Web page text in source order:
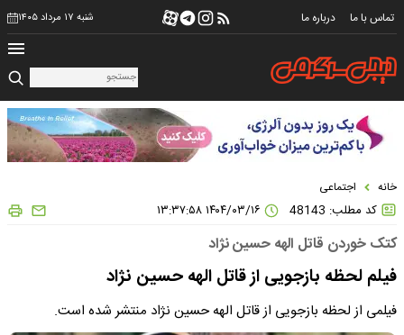
تماس با ما درباره ما شنبه ۱۷ مرداد ۱۴۰۵
خانه اجتماعی
کد مطلب: 48143
کتک خوردن قاتل الهه حسین نژاد
فیلم لحظه بازجویی از قاتل الهه حسین نژاد
فیلمی از لحظه بازجویی از قاتل الهه حسین نژاد منتشر شده است.